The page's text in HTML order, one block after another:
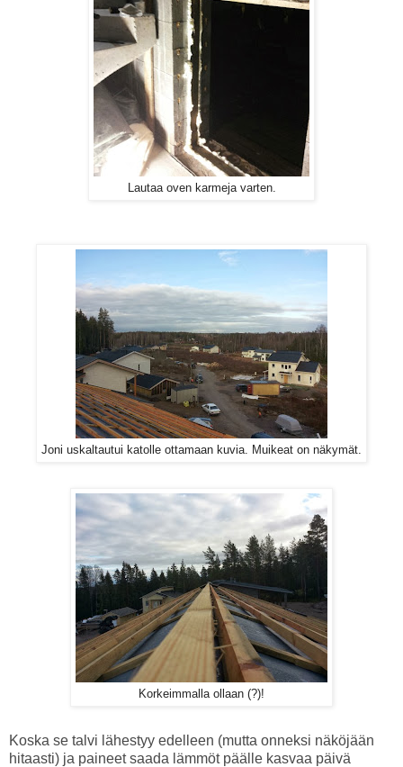
Lautaa oven karmeja varten.
Joni uskaltautui katolle ottamaan kuvia. Muikeat on näkymät.
Korkeimmalla ollaan (?)!
Koska se talvi lähestyy edelleen (mutta onneksi näköjään
hitaasti) ja paineet saada lämmöt päälle kasvaa päivä